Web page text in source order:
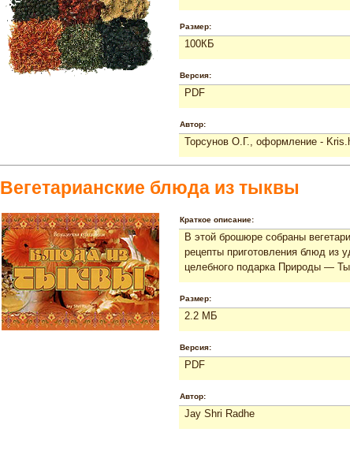
Размер:
100КБ
Версия:
PDF
Автор:
Торсунов О.Г., оформление -
Вегетарианские блюда из тыквы
Краткое описание:
В этой брошюре собраны
рецепты приготовления блюд из
целебного подарка Природы —
Размер:
2.2 МБ
Версия:
PDF
Автор:
Jay Shri Radhe